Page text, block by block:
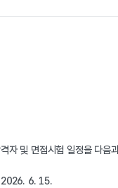
자 및 면접시험 일정을 다음
                                                                                                 2026. 6. 15.